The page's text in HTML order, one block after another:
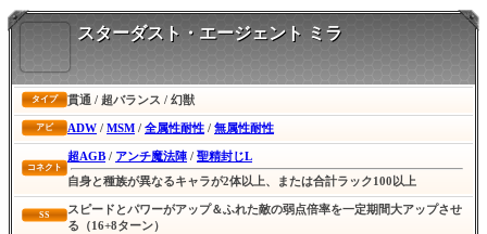
スターダスト・エージェント ミラ
タイプ 貫通 / 超バランス / 幻獣
アビ ADW / MSM / 全属性耐性 / 無属性耐性
コネクト
超AGB / アンチ魔法陣 / 聖精封じL
自身と種族が異なるキャラが2体以上、または合計ラック100以上
SS
スピードとパワーがアップ＆ふれた敵の弱点倍率を一定期間大アップさせ
る（16+8ターン）